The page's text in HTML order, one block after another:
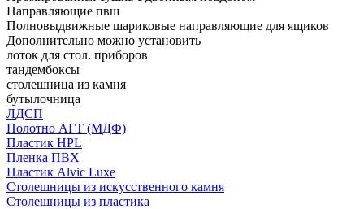
Направляющие пвш
Полновыдвижные шариковые направляющие для ящиков
Дополнительно можно установить
лоток для стол. приборов
тандембоксы
столешница из камня
бутылочница
ЛДСП
Полотно АГТ (МДФ)
Пластик HPL
Пленка ПВХ
Пластик Alvic Luxe
Столешницы из искусственного камня
Столешницы из пластика